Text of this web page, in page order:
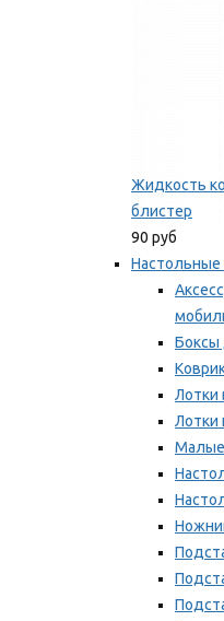
Жидкость
блистер
90 руб
Настольные
Боксы
Лотки
Лотки
Малые